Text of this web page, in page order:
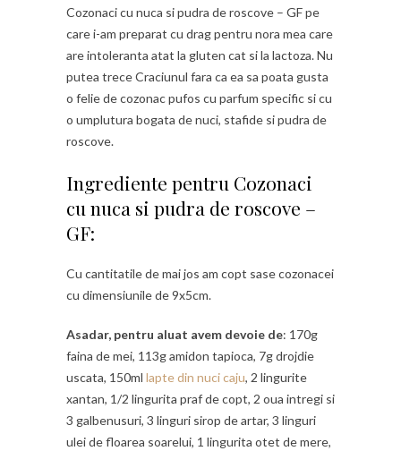
Cozonaci cu nuca si pudra de roscove – GF pe
care i-am preparat cu drag pentru nora mea care
are intoleranta atat la gluten cat si la lactoza. Nu
putea trece Craciunul fara ca ea sa poata gusta
o felie de cozonac pufos cu parfum specific si cu
o umplutura bogata de nuci, stafide si pudra de
roscove.
Ingrediente pentru Cozonaci
cu nuca si pudra de roscove –
GF:
Cu cantitatile de mai jos am copt sase cozonacei
cu dimensiunile de 9x5cm.
Asadar, pentru aluat avem devoie de: 170g
faina de mei, 113g amidon tapioca, 7g drojdie
uscata, 150ml lapte din nuci caju, 2 lingurite
xantan, 1/2 lingurita praf de copt, 2 oua intregi si
3 galbenusuri, 3 linguri sirop de artar, 3 linguri
ulei de floarea soarelui, 1 lingurita otet de mere,